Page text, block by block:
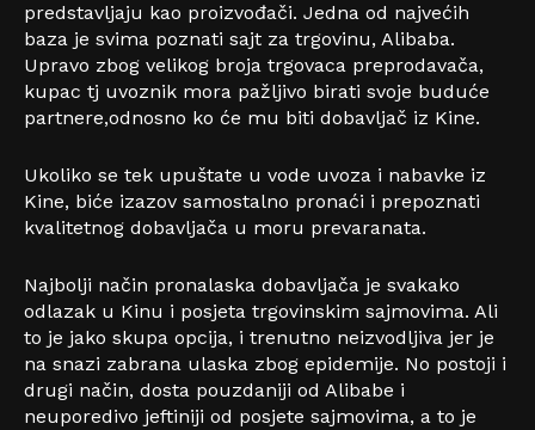
predstavljaju kao proizvođači. Jedna od najvećih
baza je svima poznati sajt za trgovinu, Alibaba.
Upravo zbog velikog broja trgovaca preprodavača,
kupac tj uvoznik mora pažljivo birati svoje buduće
partnere,odnosno ko će mu biti dobavljač iz Kine.
Ukoliko se tek upuštate u vode uvoza i nabavke iz
Kine, biće izazov samostalno pronaći i prepoznati
kvalitetnog dobavljača u moru prevaranata.
Najbolji način pronalaska dobavljača je svakako
odlazak u Kinu i posjeta trgovinskim sajmovima. Ali
to je jako skupa opcija, i trenutno neizvodljiva jer je
na snazi zabrana ulaska zbog epidemije. No postoji i
drugi način, dosta pouzdaniji od Alibabe i
neuporedivo jeftiniji od posjete sajmovima, a to je